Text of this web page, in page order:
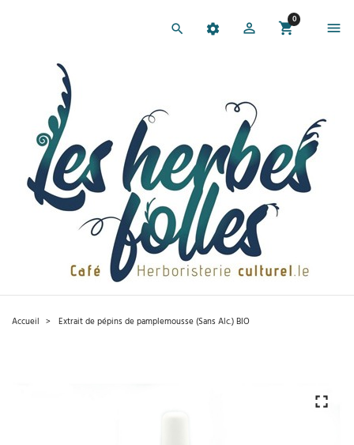
0
Accueil Extrait de pépins de pamplemousse (Sans Alc.) BIO